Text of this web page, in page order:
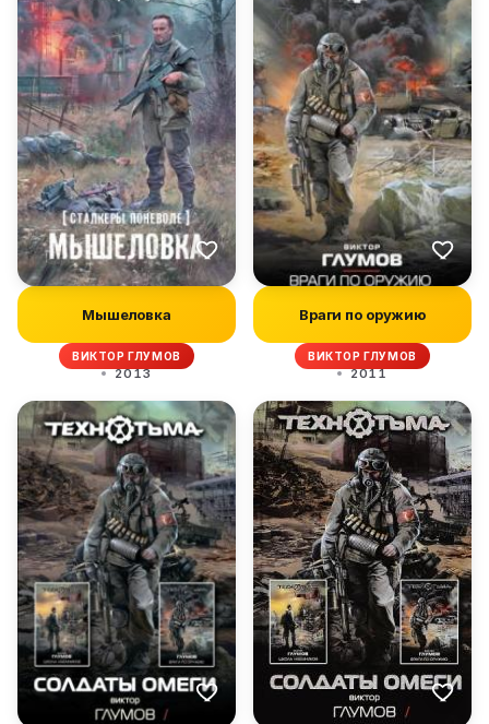
Мышеловка
ВИКТОР ГЛУМОВ
2013
Враги по оружию
ВИКТОР ГЛУМОВ
2011